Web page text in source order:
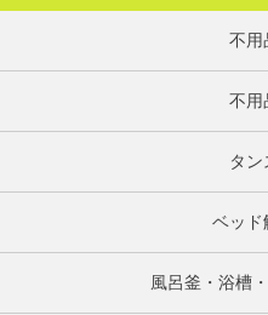
不用
不用
タ
ベッド
風呂釜・浴槽